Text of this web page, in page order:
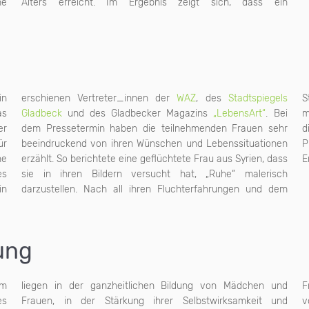
erschienen Vertreter_innen der WAZ, des Stadtspiegels
Gladbeck und des Gladbecker Magazins „LebensArt“. Bei
dem Pressetermin haben die teilnehmenden Frauen sehr
beeindruckend von ihren Wünschen und Lebenssituationen
erzählt. So berichtete eine geflüchtete Frau aus Syrien, dass
sie in ihren Bildern versucht hat, „Ruhe“ malerisch
darzustellen. Nach all ihren Fluchterfahrungen und dem
mehr als Ruhe für sich und ihren Mann. Insgesamt haben
die Frauen zum Ausdruck gebracht, was ihnen dieses Mal-
Projekt ganz persönlich bedeutet hat und welche neuen
liegen in der ganzheitlichen Bildung von Mädchen und
Freizeitangeboten auf der Grundlage einer